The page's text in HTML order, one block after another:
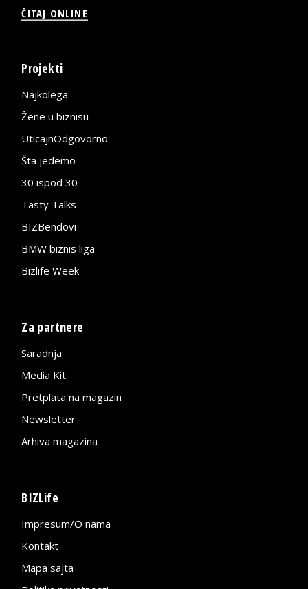
ČITAJ ONLINE
Projekti
Najkolega
Žene u biznisu
UticajnOdgovorno
Šta jedemo
30 ispod 30
Tasty Talks
BIZBendovi
BMW biznis liga
Bizlife Week
Za partnere
Saradnja
Media Kit
Pretplata na magazin
Newsletter
Arhiva magazina
BIZLife
Impresum/O nama
Kontakt
Mapa sajta